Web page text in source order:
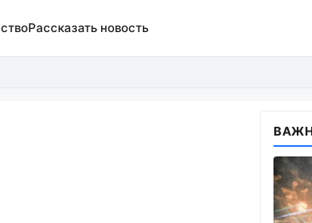
Рассказать новость